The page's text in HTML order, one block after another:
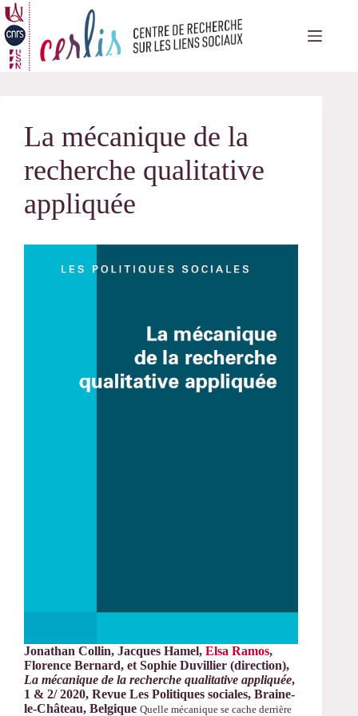
Passer
au
contenu
La mécanique de la
recherche qualitative
appliquée
Jonathan Collin, Jacques Hamel, Elsa Ramos,
Florence Bernard, et Sophie Duvillier (direction),
La mécanique de la recherche qualitative appliquée,
1 & 2/ 2020, Revue Les Politiques sociales, Braine-
le-Château, Belgique Quelle mécanique se cache derrière